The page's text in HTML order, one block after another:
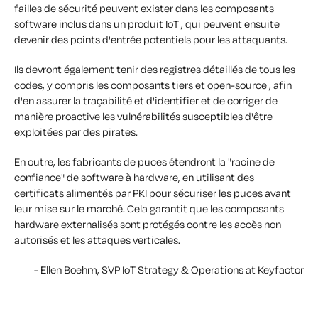
failles de sécurité peuvent exister dans les composants
software inclus dans un produit IoT , qui peuvent ensuite
devenir des points d'entrée potentiels pour les attaquants.
Ils devront également tenir des registres détaillés de tous les
codes, y compris les composants tiers et open-source , afin
d'en assurer la traçabilité et d'identifier et de corriger de
manière proactive les vulnérabilités susceptibles d'être
exploitées par des pirates.
En outre, les fabricants de puces étendront la "racine de
confiance" de software à hardware, en utilisant des
certificats alimentés par PKI pour sécuriser les puces avant
leur mise sur le marché. Cela garantit que les composants
hardware externalisés sont protégés contre les accès non
autorisés et les attaques verticales.
- Ellen Boehm, SVP IoT Strategy & Operations at Keyfactor